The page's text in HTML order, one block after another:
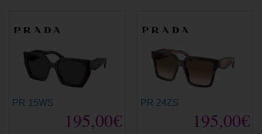
PR 15WS
195,00€
PR 24ZS
195,00€